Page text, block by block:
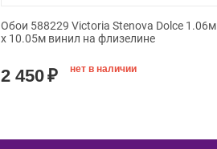
Обои 588229 Victoria Stenova Dolce 1.06м
x 10.05м винил на флизелине
2 450₽ нет в наличии